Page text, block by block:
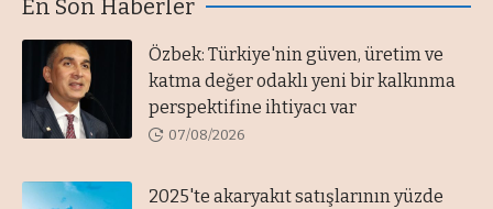
En Son Haberler
Özbek: Türkiye'nin güven, üretim ve
katma değer odaklı yeni bir kalkınma
perspektifine ihtiyacı var
07/08/2026
2025'te akaryakıt satışlarının yüzde